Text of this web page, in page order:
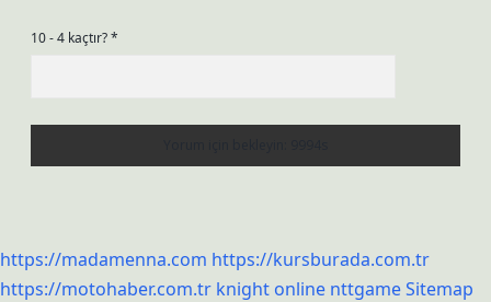
10 - 4 kaçtır?*
https://madamenna.com https://kursburada.com.tr
https://motohaber.com.tr knight online nttgameSitemap